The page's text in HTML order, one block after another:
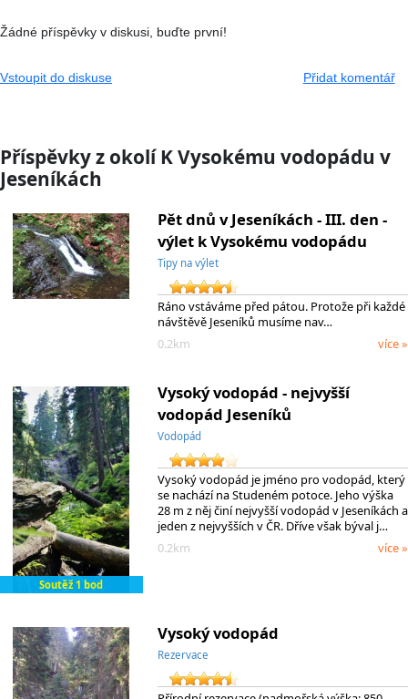
Žádné příspěvky v diskusi, buďte první!
Vstoupit do diskuse Přidat komentář
Příspěvky z okolí K Vysokému vodopádu v
Jeseníkách
Pět dnů v Jeseníkách - III. den -
výlet k Vysokému vodopádu
Tipy na výlet
Ráno vstáváme před pátou. Protože při každé
návštěvě Jeseníků musíme nav…
0.2km
více »
Soutěž 1 bod
Vysoký vodopád - nejvyšší
vodopád Jeseníků
Vodopád
Vysoký vodopád je jméno pro vodopád, který
se nachází na Studeném potoce. Jeho výška
28 m z něj činí nejvyšší vodopád v Jeseníkách a
jeden z nejvyšších v ČR. Dříve však býval j…
0.2km
více »
Vysoký vodopád
Rezervace